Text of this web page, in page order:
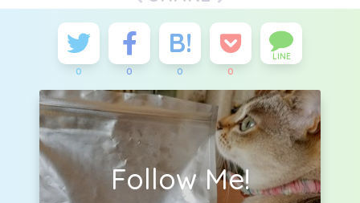
0 0 0 0
LINE
Follow Me!